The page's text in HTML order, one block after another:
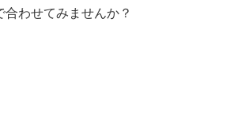
わせてみませんか？